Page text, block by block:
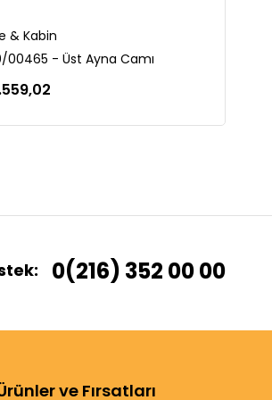
& Kabin
00465 - Üst Ayna Camı
0(216) 352 00 00
ve Fırsatları